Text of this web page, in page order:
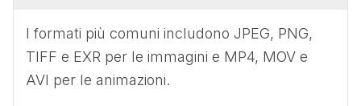
I formati più comuni includono JPEG, PNG,
TIFF e EXR per le immagini e MP4, MOV e
AVI per le animazioni.